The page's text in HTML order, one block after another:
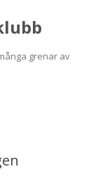
grenar av